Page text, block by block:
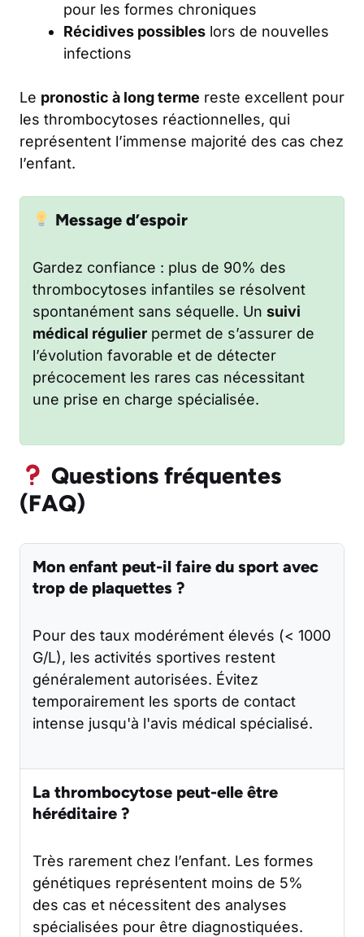
pour les formes chroniques
Récidives possibles lors de nouvelles
infections
Le pronostic à long terme reste excellent pour
les thrombocytoses réactionnelles, qui
représentent l’immense majorité des cas chez
l’enfant.
Message d’espoir
Gardez confiance : plus de 90% des
thrombocytoses infantiles se résolvent
spontanément sans séquelle. Un suivi
médical régulier permet de s’assurer de
l’évolution favorable et de détecter
précocement les rares cas nécessitant
une prise en charge spécialisée.
Questions fréquentes
(FAQ)
Mon enfant peut-il faire du sport avec
trop de plaquettes ?
Pour des taux modérément élevés (< 1000
G/L), les activités sportives restent
généralement autorisées. Évitez
temporairement les sports de contact
intense jusqu'à l'avis médical spécialisé.
La thrombocytose peut-elle être
héréditaire ?
Très rarement chez l’enfant. Les formes
génétiques représentent moins de 5%
des cas et nécessitent des analyses
spécialisées pour être diagnostiquées.